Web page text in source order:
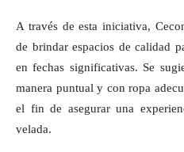
A través de esta iniciativa,
de brindar espacios de calidad
en fechas significativas. Se
manera puntual y con ropa
el fin de asegurar una
velada.